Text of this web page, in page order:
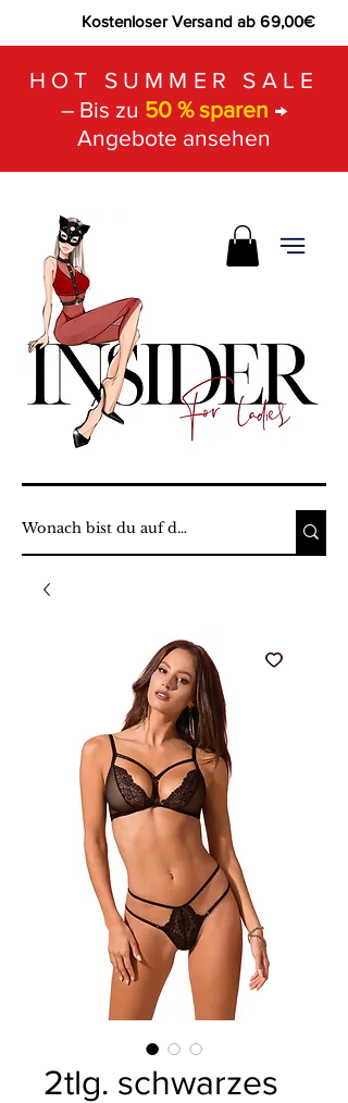
Kostenloser Versand ab 69,00€
HOT SUMMER SALE
– Bis zu 50 % sparen →
Angebote ansehen
2tlg. schwarzes